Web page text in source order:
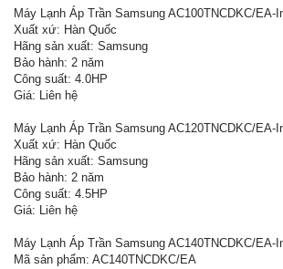
Máy Lạnh Áp Trần Samsung AC100TNCDKC/EA-
Xuất xứ: Hàn Quốc
Hãng sản xuất: Samsung
Bảo hành: 2 năm
Công suất: 4.0HP
Giá: Liên hệ
Máy Lạnh Áp Trần Samsung AC120TNCDKC/EA-
Xuất xứ: Hàn Quốc
Hãng sản xuất: Samsung
Bảo hành: 2 năm
Công suất: 4.5HP
Giá: Liên hệ
Máy Lạnh Áp Trần Samsung AC140TNCDKC/EA-
Mã sản phẩm: AC140TNCDKC/EA